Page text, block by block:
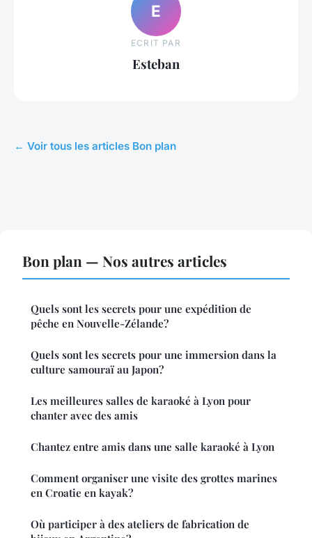
E
ECRIT PAR
Esteban
← Voir tous les articles Bon plan
Bon plan — Nos autres articles
Quels sont les secrets pour une expédition de
pêche en Nouvelle-Zélande?
Quels sont les secrets pour une immersion dans la
culture samouraï au Japon?
Les meilleures salles de karaoké à Lyon pour
chanter avec des amis
Chantez entre amis dans une salle karaoké à Lyon
Comment organiser une visite des grottes marines
en Croatie en kayak?
Où participer à des ateliers de fabrication de